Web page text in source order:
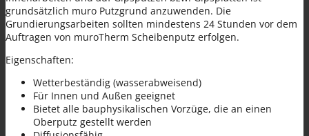
grundsätzlich muro Putzgrund anzuwenden. Die
Grundierungsarbeiten sollten mindestens 24 Stunden vor dem
Auftragen von muroTherm Scheibenputz erfolgen.
Eigenschaften:
Wetterbeständig (wasserabweisend)
Für Innen und Außen geeignet
Bietet alle bauphysikalischen Vorzüge, die an einen
Oberputz gestellt werden